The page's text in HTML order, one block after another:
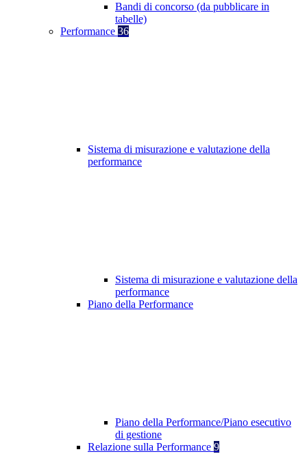
Bandi di concorso (da pubblicare in
tabelle)
Performance 36
Sistema di misurazione e valutazione della
performance
Sistema di misurazione e valutazione della
performance
Piano della Performance
Piano della Performance/Piano esecutivo
di gestione
Relazione sulla Performance 9